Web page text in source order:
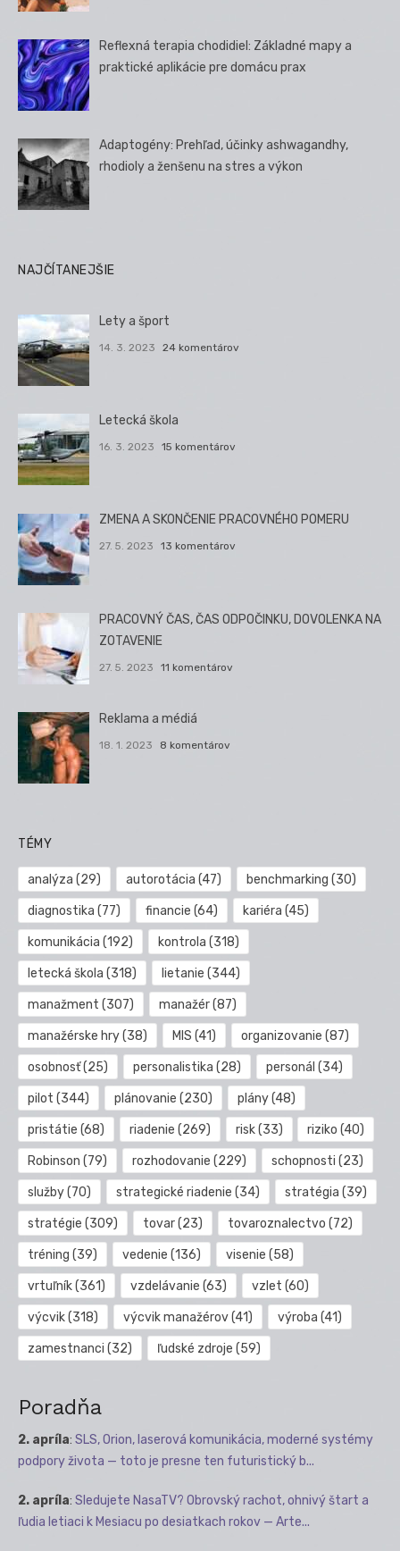
Reflexná terapia chodidiel: Základné mapy a
praktické aplikácie pre domácu prax
Adaptogény: Prehľad, účinky ashwagandhy,
rhodioly a ženšenu na stres a výkon
NAJČÍTANEJŠIE
Lety a šport
14. 3. 2023 24 komentárov
Letecká škola
16. 3. 2023 15 komentárov
ZMENA A SKONČENIE PRACOVNÉHO POMERU
27. 5. 2023 13 komentárov
PRACOVNÝ ČAS, ČAS ODPOČINKU, DOVOLENKA NA
ZOTAVENIE
27. 5. 2023 11 komentárov
Reklama a médiá
18. 1. 2023 8 komentárov
TÉMY
analýza (29) autorotácia (47) benchmarking (30)
diagnostika (77) financie (64) kariéra (45)
komunikácia (192) kontrola (318)
letecká škola (318) lietanie (344)
manažment (307) manažér(87)
manažérske hry(38) MIS (41) organizovanie (87)
osobnosť(25) personalistika (28) personál (34)
pilot (344) plánovanie (230) plány(48)
pristátie (68) riadenie (269) risk(33) riziko (40)
Robinson (79) rozhodovanie (229) schopnosti (23)
služby(70) strategické riadenie (34) stratégia (39)
stratégie (309) tovar(23) tovaroznalectvo (72)
tréning (39) vedenie (136) visenie (58)
vrtuľník(361) vzdelávanie (63) vzlet (60)
výcvik(318) výcvik manažérov(41) výroba (41)
zamestnanci (32) ľudské zdroje (59)
Poradňa
2. apríla: SLS, Orion, laserová komunikácia, moderné systémy
podpory života — toto je presne ten futuristický b...
2. apríla: Sledujete NasaTV? Obrovský rachot, ohnivý štart a
ľudia letiaci k Mesiacu po desiatkach rokov — Arte...